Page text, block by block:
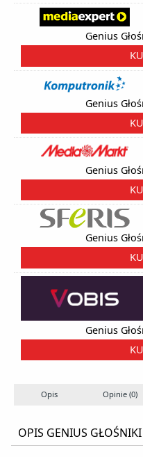
Genius
Genius
Genius
Genius
Genius
Opis Opinie (0)
OPIS GENIUS